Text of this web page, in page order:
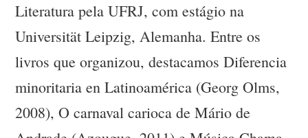
Literatura pela UFRJ, com estágio na
Universität Leipzig, Alemanha. Entre os
livros que organizou, destacamos Diferencia
minoritaria en Latinoamérica (Georg Olms,
2008), O carnaval carioca de Mário de